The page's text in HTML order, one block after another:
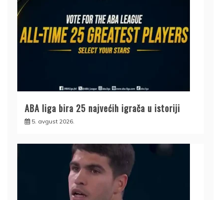
ABA liga bira 25 najvećih igrača u istoriji
5. avgust 2026.